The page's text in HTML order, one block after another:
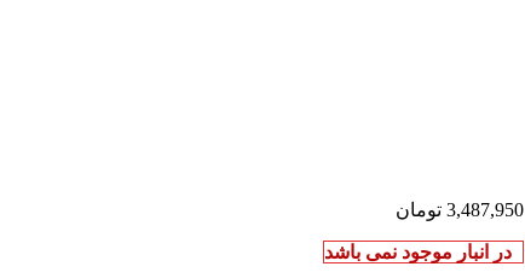
3,487,950 تومان
در انبار موجود نمی باشد